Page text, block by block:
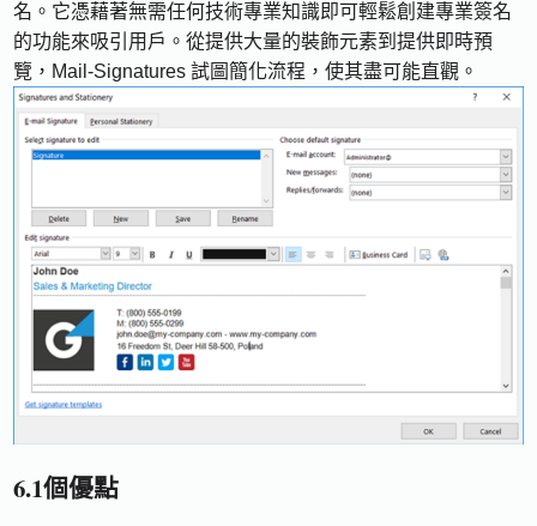
名。它憑藉著無需任何技術專業知識即可輕鬆創建專業簽名
的功能來吸引用戶。從提供大量的裝飾元素到提供即時預
覽，Mail-Signatures 試圖簡化流程，使其盡可能直觀。
6.1個優點